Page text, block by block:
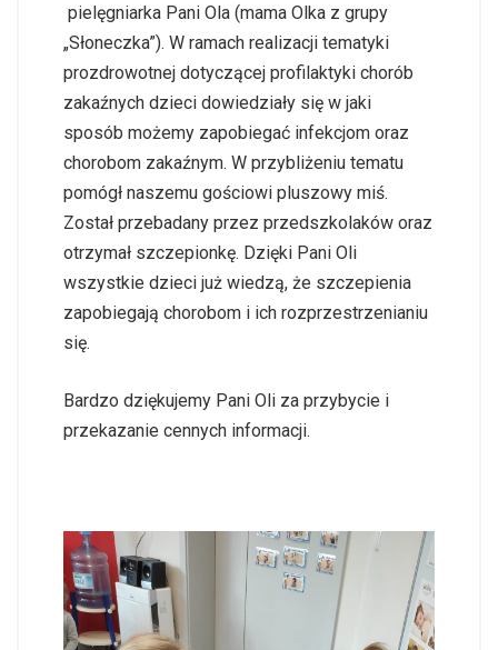
pielęgniarka Pani Ola (mama Olka z grupy
„Słoneczka”). W ramach realizacji tematyki
prozdrowotnej dotyczącej profilaktyki chorób
zakaźnych dzieci dowiedziały się w jaki
sposób możemy zapobiegać infekcjom oraz
chorobom zakaźnym. W przybliżeniu tematu
pomógł naszemu gościowi pluszowy miś.
Został przebadany przez przedszkolaków oraz
otrzymał szczepionkę. Dzięki Pani Oli
wszystkie dzieci już wiedzą, że szczepienia
zapobiegają chorobom i ich rozprzestrzenianiu
się.
Bardzo dziękujemy Pani Oli za przybycie i
przekazanie cennych informacji.